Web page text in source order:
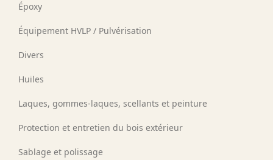
Époxy
Équipement HVLP / Pulvérisation
Divers
Huiles
Laques, gommes-laques, scellants et peinture
Protection et entretien du bois extérieur
Sablage et polissage